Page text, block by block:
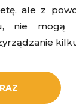
ale z
nie mogą